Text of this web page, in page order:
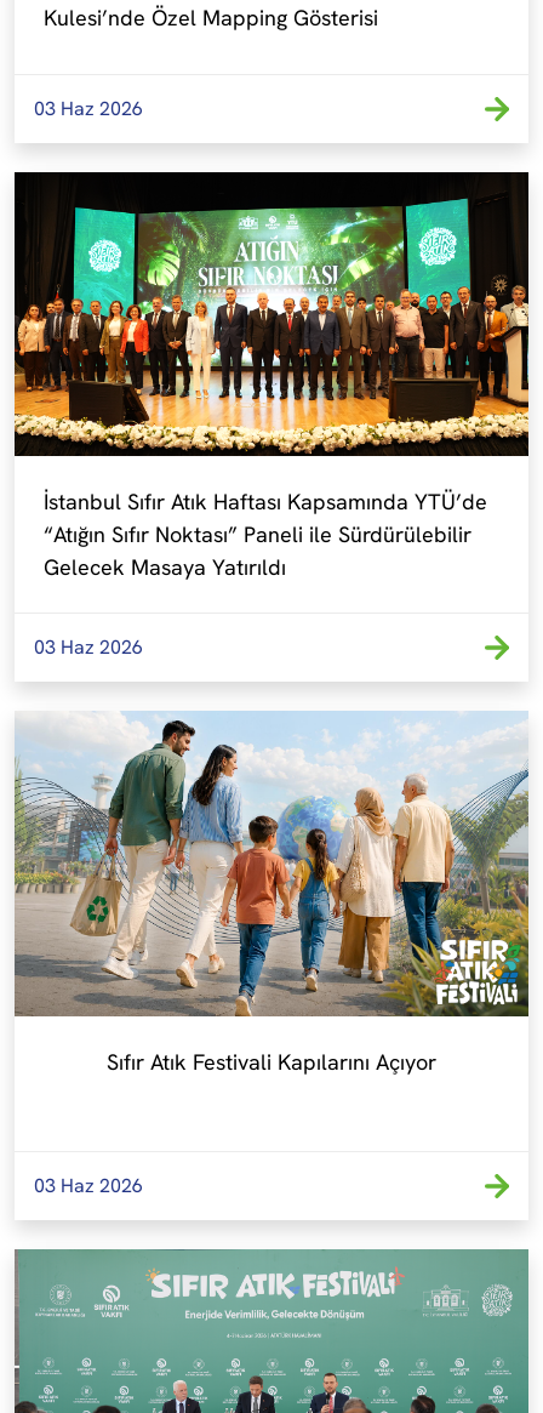
Kulesi’nde Özel Mapping Gösterisi
03 Haz 2026
İstanbul Sıfır Atık Haftası Kapsamında YTÜ’de
“Atığın Sıfır Noktası” Paneli ile Sürdürülebilir
Gelecek Masaya Yatırıldı
03 Haz 2026
Sıfır Atık Festivali Kapılarını Açıyor
03 Haz 2026